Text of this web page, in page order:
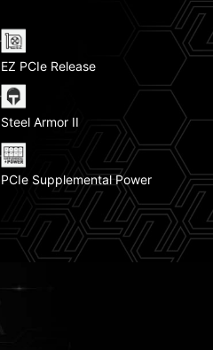
EZ PCIe Release
Steel Armor II
PCIe Supplemental Power
Heatsink dengan Thermal Pad
Lightning Gen 5